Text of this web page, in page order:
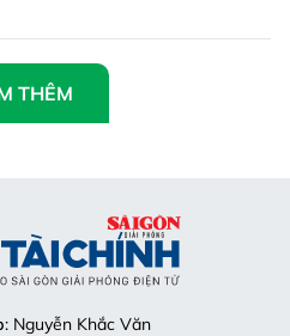
THÊM
: Nguyễn Khắc Văn